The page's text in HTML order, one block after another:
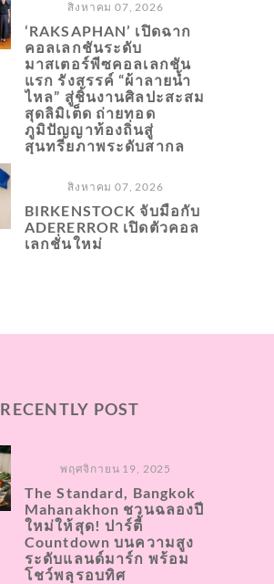
สิงหาคม 07, 2026
‘RAKSAPHAN’ เปิดฉาก
คอลเลกชันระดับ
มาสเตอร์พีซคอลเลกชัน
แรก รังสรรค์ “ผ้าลายน้ำ
ไหล” สู่ชิ้นงานศิลปะสะสม
สุดลิมิเต็ด ถ่ายทอด
ภูมิปัญญาท้องถิ่นสู่
สุนทรียภาพระดับสากล
สิงหาคม 07, 2026
BIRKENSTOCK จับมือกับ
ADERERROR เปิดตัวคอล
เลกชั่นใหม่
RECENTLY POST
พฤศจิกายน 19, 2025
The Standard, Bangkok
Mahanakhon ชวนฉลองปี
ใหม่ให้สุด! ปาร์ตี้
Countdown บนความสูง
ระดับแลนด์มาร์ก พร้อม
โชว์พลุรอบทิศ